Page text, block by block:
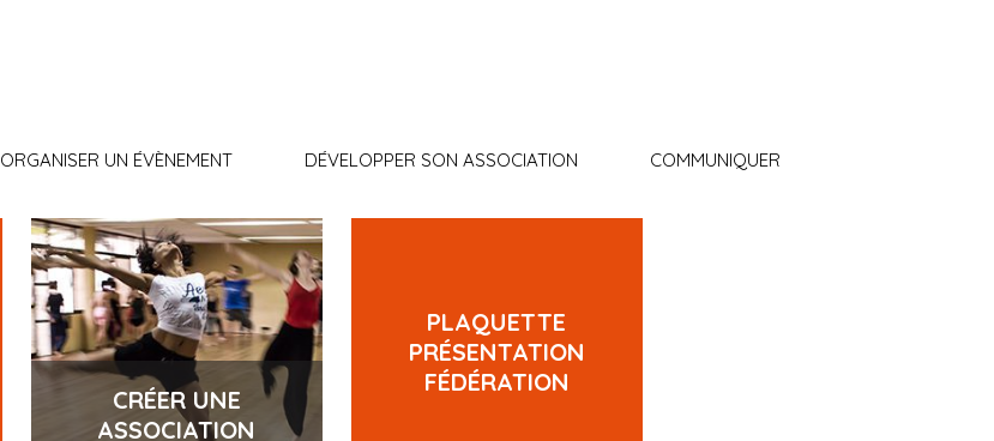
ORGANISER UN ÉVÈNEMENT DÉVELOPPER SON ASSOCIATION COMMUNIQUER
CRÉER UNE
ASSOCIATION
PLAQUETTE
PRÉSENTATION
FÉDÉRATION